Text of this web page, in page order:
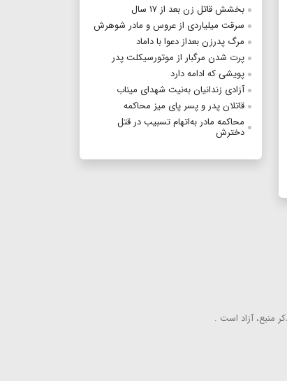
بخشش قاتل زن بعد از ۱۷ سال
سرقت میلیاردی از عروس و مادر شوهرش
مرگ پدرزن بعداز دعوا با داماد
پرت شدن مرگبار از موتورسیکلت پدر
پویشی که ادامه دارد
آزادی زندانیان به‌نیت شهدای میناب
قاتلان پدر و پسر پای میز محاکمه
محاکمه مادر به‌اتهام تسبیب در قتل
دخترش
منبع، آزاد است .